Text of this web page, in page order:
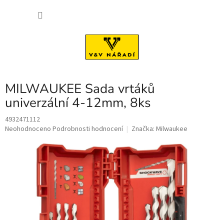
MILWAUKEE Sada vrtáků
univerzální 4-12mm, 8ks
4932471112
Průměrné
hvězdiček.
Neohodnoceno Podrobnosti hodnocení Značka: Milwaukee